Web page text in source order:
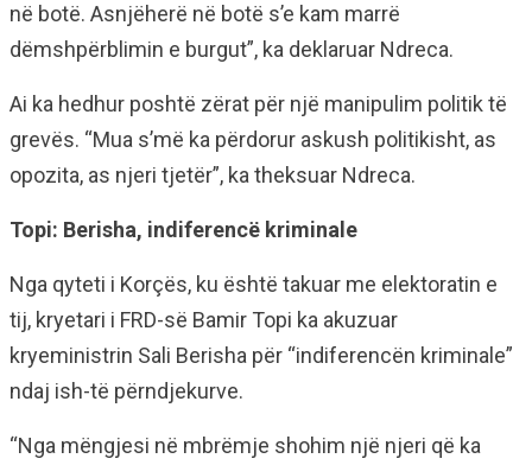
në botë. Asnjëherë në botë s’e kam marrë
dëmshpërblimin e burgut”, ka deklaruar Ndreca.
Ai ka hedhur poshtë zërat për një manipulim politik të
grevës. “Mua s’më ka përdorur askush politikisht, as
opozita, as njeri tjetër”, ka theksuar Ndreca.
Topi: Berisha, indiferencë kriminale
Nga qyteti i Korçës, ku është takuar me elektoratin e
tij, kryetari i FRD-së Bamir Topi ka akuzuar
kryeministrin Sali Berisha për “indiferencën kriminale”
ndaj ish-të përndjekurve.
“Nga mëngjesi në mbrëmje shohim një njeri që ka